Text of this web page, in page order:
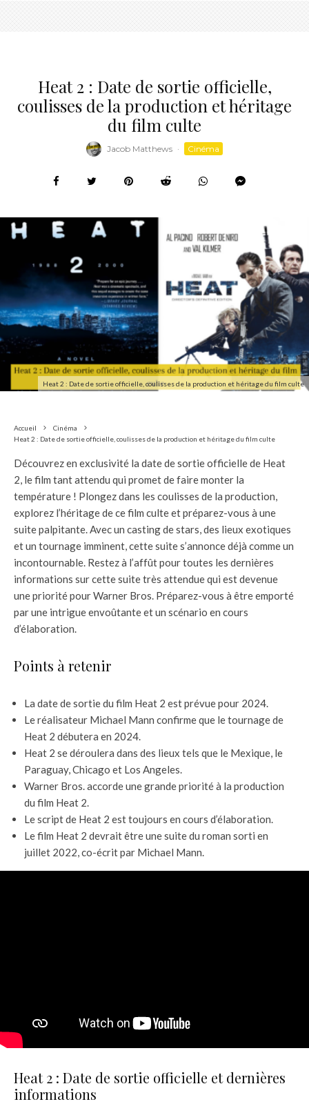
Heat 2 : Date de sortie officielle,
coulisses de la production et héritage
du film culte
Jacob Matthews · Cinéma
Heat 2 : Date de sortie officielle, coulisses de la production et héritage du film culte
Accueil
Cinéma
Heat 2 : Date de sortie officielle, coulisses de la production et héritage du film culte
Découvrez en exclusivité la date de sortie officielle de Heat
2, le film tant attendu qui promet de faire monter la
température ! Plongez dans les coulisses de la production,
explorez l’héritage de ce film culte et préparez-vous à une
suite palpitante. Avec un casting de stars, des lieux exotiques
et un tournage imminent, cette suite s’annonce déjà comme un
incontournable. Restez à l’affût pour toutes les dernières
informations sur cette suite très attendue qui est devenue
une priorité pour Warner Bros. Préparez-vous à être emporté
par une intrigue envoûtante et un scénario en cours
d’élaboration.
Points à retenir
La date de sortie du film Heat 2 est prévue pour 2024.
Le réalisateur Michael Mann confirme que le tournage de
Heat 2 débutera en 2024.
Heat 2 se déroulera dans des lieux tels que le Mexique, le
Paraguay, Chicago et Los Angeles.
Warner Bros. accorde une grande priorité à la production
du film Heat 2.
Le script de Heat 2 est toujours en cours d’élaboration.
Le film Heat 2 devrait être une suite du roman sorti en
juillet 2022, co-écrit par Michael Mann.
Heat 2 : Date de sortie officielle et dernières
informations